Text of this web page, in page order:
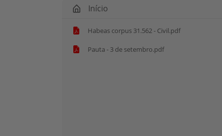
Início
Habeas corpus 31.562 - Civil.pdf
Pauta - 3 de setembro.pdf